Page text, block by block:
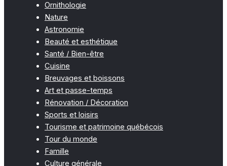
Ornithologie
Nature
Astronomie
Beauté et esthétique
Santé / Bien-être
Cuisine
Breuvages et boissons
Art et passe-temps
Rénovation / Décoration
Sports et loisirs
Tourisme et patrimoine québécois
Tour du monde
Famille
Culture générale